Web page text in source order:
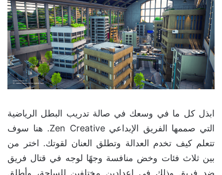
ابذل كل ما في وسعك في صالة تدريب البطل الرياضية
التي صممها الفريق الإبداعي Zen Creative. هنا سوف
تتعلم كيف تخدم العدالة وتطلق العنان لقوتك. اختر من
بين ثلاث فئات وخض منافسة وجهًا لوجه في قتال فريق
ضد فريق وذلك في إعدادين مختلفين للساحة، وأطلق